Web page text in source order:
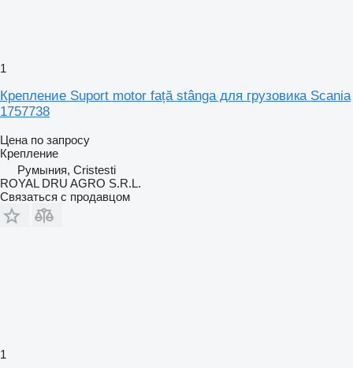
1
Крепление Suport motor față stânga для грузовика Scania
1757738
Цена по запросу
Крепление
Румыния, Cristesti
ROYAL DRU AGRO S.R.L.
Связаться с продавцом
1